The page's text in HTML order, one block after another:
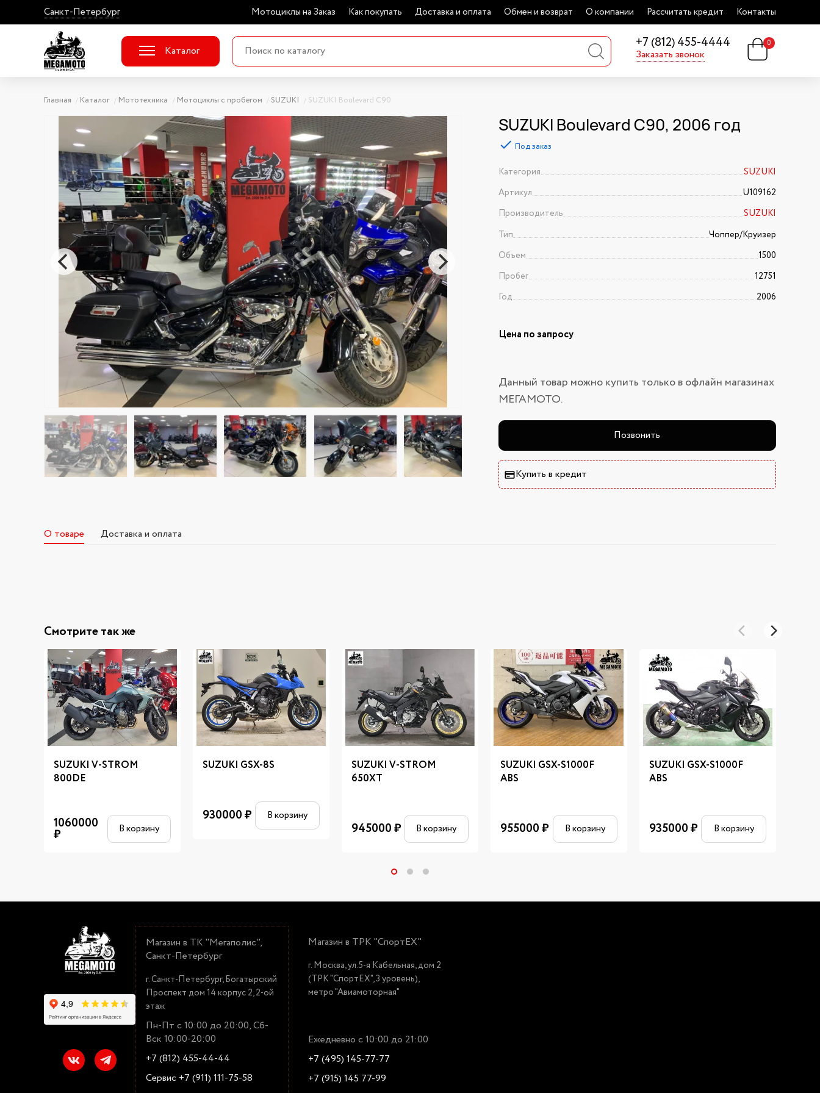
Санкт-Петербург Мотоциклы на Заказ Как покупать Доставка и оплата Обмен и возврат О компании Рассчитать кредит Контакты
+7 (812) 455-4444
Заказать звонок
Каталог
0
Главная Каталог Мототехника Мотоциклы с пробегом SUZUKI SUZUKI Boulevard C90
SUZUKI Boulevard C90, 2006 год
Под заказ
Категория
SUZUKI
Артикул
U109162
Производитель
SUZUKI
Тип
Чоппер/Круизер
Объем
1500
Пробег
12751
Год
2006
Цена по запросу
Данный товар можно купить только в офлайн магазинах
МЕГАМОТО.
Позвонить
Купить в кредит
О товаре Доставка и оплата
Смотрите так же
SUZUKI V-STROM
800DE
1060000
₽ В корзину
SUZUKI GSX-8S
930000₽ В корзину
SUZUKI V-STROM
650XT
945000₽ В корзину
SUZUKI GSX-S1000F
ABS
955000₽ В корзину
SUZUKI GSX-S1000F
ABS
935000₽ В корзину
Магазин в ТК "Мегаполис",
Санкт-Петербург
г. Санкт-Петербург, Богатырский
Проспект дом 14 корпус 2, 2-ой
этаж
Пн-Пт с 10:00 до 20:00, Сб-
Вск 10:00-20:00
+7 (812) 455-44-44
Сервис +7 (911) 111-75-58
Магазин в ТРК "СпортЕХ"
г. Москва, ул.5-я Кабельная, дом 2
(ТРК "СпортЕХ", 3 уровень),
метро "Авиамоторная"
Ежедневно с 10:00 до 21:00
+7 (495) 145-77-77
+7 (915) 145 77-99